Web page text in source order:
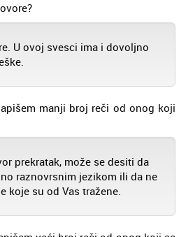
U ovoj svesci ima i dovoljno
manji broj reči od onog koji
prekratak, može se desiti da
raznovrsnim jezikom ili da ne
koje su od Vas tražene.